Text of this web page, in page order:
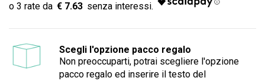
€ 7.63
Scegli l'opzione pacco regalo
Non preoccuparti, potrai scegliere l'opzione
pacco regalo ed inserire il testo del